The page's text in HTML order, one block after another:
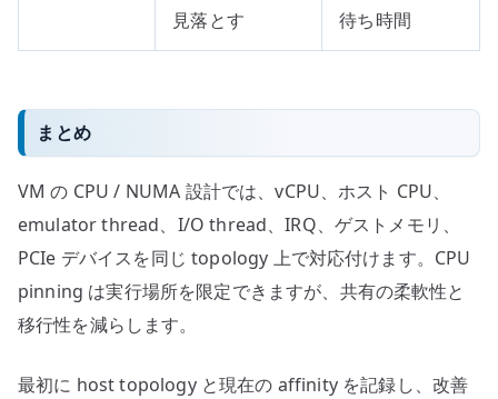
見落とす
待ち時間
まとめ
VM の CPU / NUMA 設計では、vCPU、ホスト CPU、
emulator thread、I/O thread、IRQ、ゲストメモリ、
PCIe デバイスを同じ topology 上で対応付けます。CPU
pinning は実行場所を限定できますが、共有の柔軟性と
移行性を減らします。
最初に host topology と現在の affinity を記録し、改善